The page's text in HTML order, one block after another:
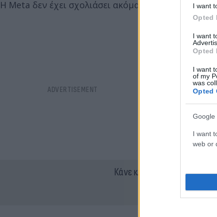
I want
Opted
I want
Opted
I want
of my
was
Opted
Google
I want
web or
Η Meta δεν έχει σχολιάσει ακόμα το γεγονός.
Κάνε κλικ και δες